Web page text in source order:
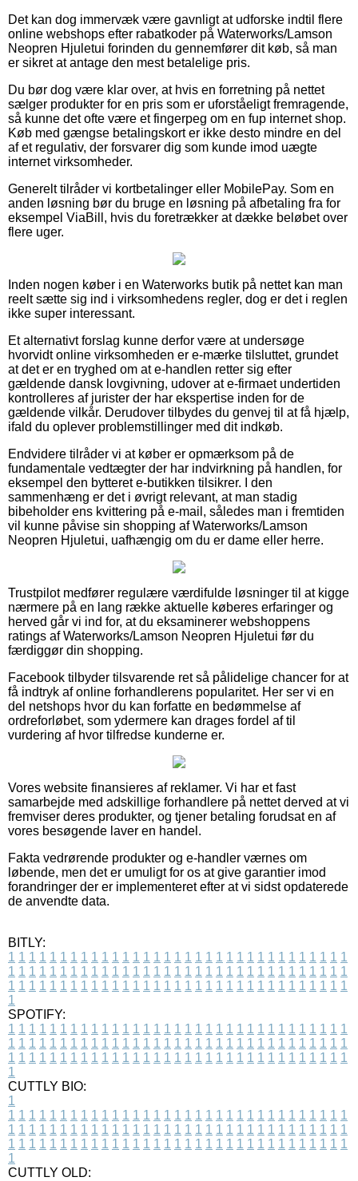
Det kan dog immervæk være gavnligt at udforske indtil flere
online webshops efter rabatkoder på Waterworks/Lamson
Neopren Hjuletui forinden du gennemfører dit køb, så man
er sikret at antage den mest betalelige pris.
Du bør dog være klar over, at hvis en forretning på nettet
sælger produkter for en pris som er uforståeligt fremragende,
så kunne det ofte være et fingerpeg om en fup internet shop.
Køb med gængse betalingskort er ikke desto mindre en del
af et regulativ, der forsvarer dig som kunde imod uægte
internet virksomheder.
Generelt tilråder vi kortbetalinger eller MobilePay. Som en
anden løsning bør du bruge en løsning på afbetaling fra for
eksempel ViaBill, hvis du foretrækker at dække beløbet over
flere uger.
Inden nogen køber i en Waterworks butik på nettet kan man
reelt sætte sig ind i virksomhedens regler, dog er det i reglen
ikke super interessant.
Et alternativt forslag kunne derfor være at undersøge
hvorvidt online virksomheden er e-mærke tilsluttet, grundet
at det er en tryghed om at e-handlen retter sig efter
gældende dansk lovgivning, udover at e-firmaet undertiden
kontrolleres af jurister der har ekspertise inden for de
gældende vilkår. Derudover tilbydes du genvej til at få hjælp,
ifald du oplever problemstillinger med dit indkøb.
Endvidere tilråder vi at køber er opmærksom på de
fundamentale vedtægter der har indvirkning på handlen, for
eksempel den bytteret e-butikken tilsikrer. I den
sammenhæng er det i øvrigt relevant, at man stadig
bibeholder ens kvittering på e-mail, således man i fremtiden
vil kunne påvise sin shopping af Waterworks/Lamson
Neopren Hjuletui, uafhængig om du er dame eller herre.
Trustpilot medfører regulære værdifulde løsninger til at kigge
nærmere på en lang række aktuelle køberes erfaringer og
herved går vi ind for, at du eksaminerer webshoppens
ratings af Waterworks/Lamson Neopren Hjuletui før du
færdiggør din shopping.
Facebook tilbyder tilsvarende ret så pålidelige chancer for at
få indtryk af online forhandlerens popularitet. Her ser vi en
del netshops hvor du kan forfatte en bedømmelse af
ordreforløbet, som ydermere kan drages fordel af til
vurdering af hvor tilfredse kunderne er.
Vores website finansieres af reklamer. Vi har et fast
samarbejde med adskillige forhandlere på nettet derved at vi
fremviser deres produkter, og tjener betaling forudsat en af
vores besøgende laver en handel.
Fakta vedrørende produkter og e-handler værnes om
løbende, men det er umuligt for os at give garantier imod
forandringer der er implementeret efter at vi sidst opdaterede
de anvendte data.
BITLY:
1 1 1 1 1 1 1 1 1 1 1 1 1 1 1 1 1 1 1 1 1 1 1 1 1 1 1 1 1 1 1 1 1
1 1 1 1 1 1 1 1 1 1 1 1 1 1 1 1 1 1 1 1 1 1 1 1 1 1 1 1 1 1 1 1 1
1 1 1 1 1 1 1 1 1 1 1 1 1 1 1 1 1 1 1 1 1 1 1 1 1 1 1 1 1 1 1 1 1
1
SPOTIFY:
1 1 1 1 1 1 1 1 1 1 1 1 1 1 1 1 1 1 1 1 1 1 1 1 1 1 1 1 1 1 1 1 1
1 1 1 1 1 1 1 1 1 1 1 1 1 1 1 1 1 1 1 1 1 1 1 1 1 1 1 1 1 1 1 1 1
1 1 1 1 1 1 1 1 1 1 1 1 1 1 1 1 1 1 1 1 1 1 1 1 1 1 1 1 1 1 1 1 1
1
CUTTLY BIO:
1
1 1 1 1 1 1 1 1 1 1 1 1 1 1 1 1 1 1 1 1 1 1 1 1 1 1 1 1 1 1 1 1 1
1 1 1 1 1 1 1 1 1 1 1 1 1 1 1 1 1 1 1 1 1 1 1 1 1 1 1 1 1 1 1 1 1
1 1 1 1 1 1 1 1 1 1 1 1 1 1 1 1 1 1 1 1 1 1 1 1 1 1 1 1 1 1 1 1 1
1
CUTTLY OLD: